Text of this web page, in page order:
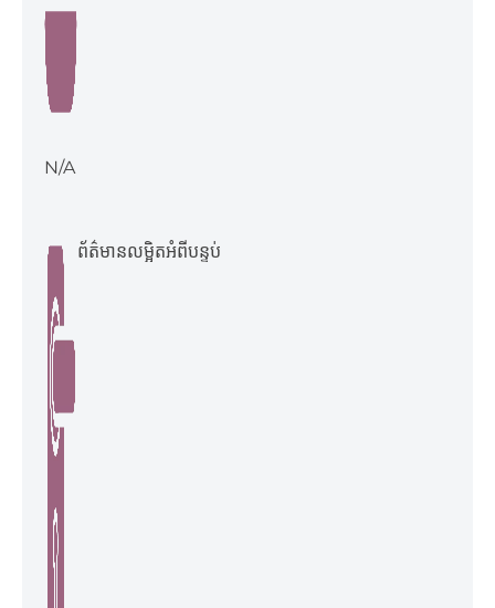
N/A
ព័ត៌មានលម្អិតអំពីបន្ទប់